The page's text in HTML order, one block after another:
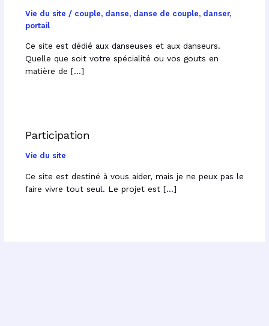
Vie du site / couple, danse, danse de couple, danser,
portail
Ce site est dédié aux danseuses et aux danseurs.
Quelle que soit votre spécialité ou vos gouts en
matière de […]
Participation
Vie du site
Ce site est destiné à vous aider, mais je ne peux pas le
faire vivre tout seul. Le projet est […]